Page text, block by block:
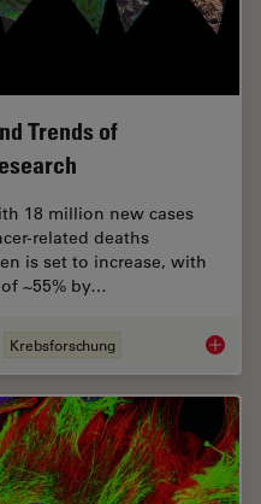
Trends of
18 million new cases
related deaths
is set to increase, with
~55% by…
Krebsforschung